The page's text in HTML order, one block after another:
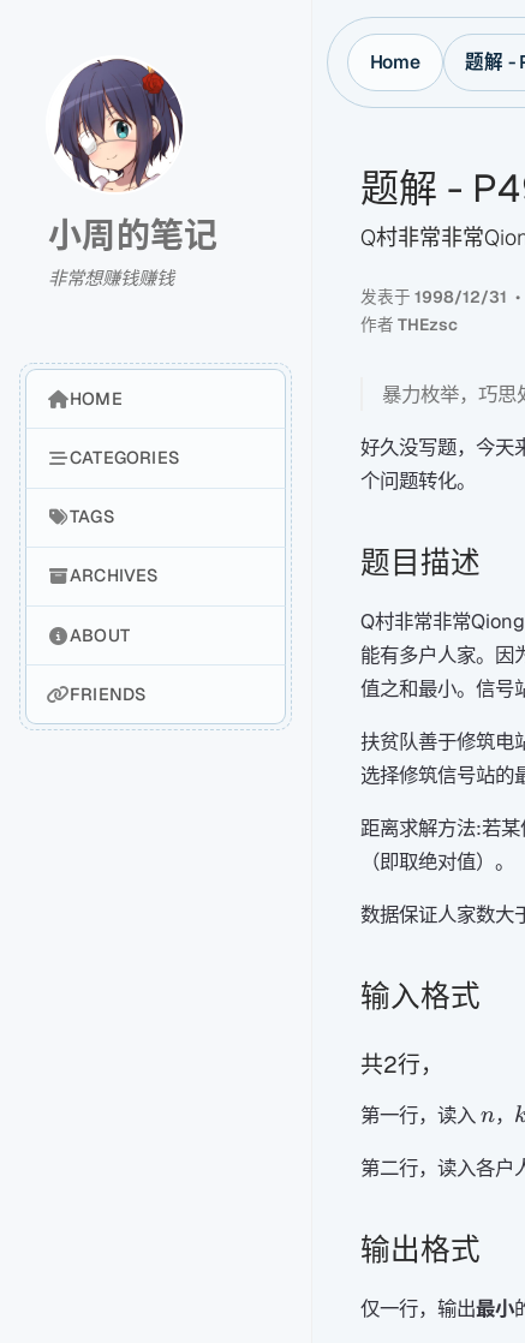
小周的笔记
非常想赚钱赚钱
HOME
CATEGORIES
TAGS
ARCHIVES
ABOUT
FRIENDS
Home 题解 -
题解 -
Q村非常非常
发表于 1998/12/31
作者 THEzsc
暴力枚举，巧思
好久没写题，今天
个问题转化。
题目描述
Q村非常非常
能有多户人家。因
值之和最小。信号
扶贫队善于修筑电
选择修筑信号站的
距离求解方法:若
（即取绝对值）。
数据保证人家数大
输入格式
共2行，
第一行，读入 n
n， k
k
第二行，读入各户
输出格式
仅一行，输出最小